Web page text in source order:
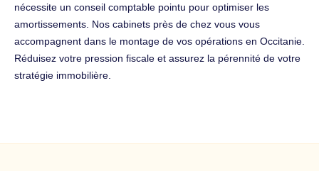
nécessite un conseil comptable pointu pour optimiser les
amortissements. Nos cabinets près de chez vous vous
accompagnent dans le montage de vos opérations en Occitanie.
Réduisez votre pression fiscale et assurez la pérennité de votre
stratégie immobilière.